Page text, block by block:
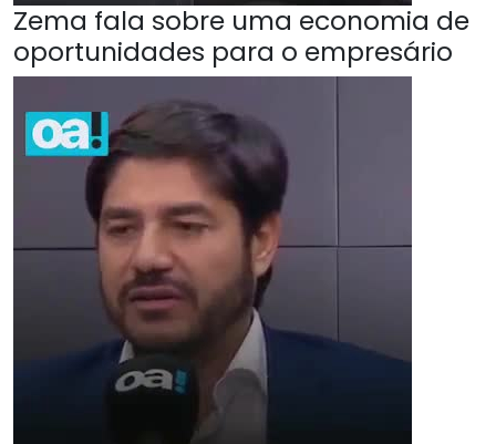
Zema fala sobre uma economia de
oportunidades para o empresário